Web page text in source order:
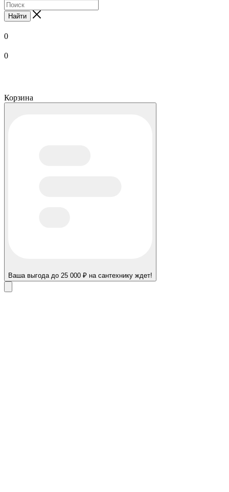
Найти
0
0
Корзина
Ваша выгода до 25 000 ₽ на сантехнику ждет!